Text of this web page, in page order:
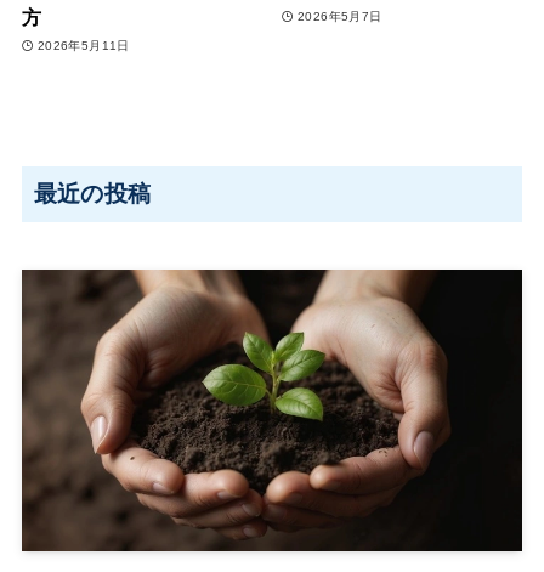
方
2026年5月11日
2026年5月7日
最近の投稿